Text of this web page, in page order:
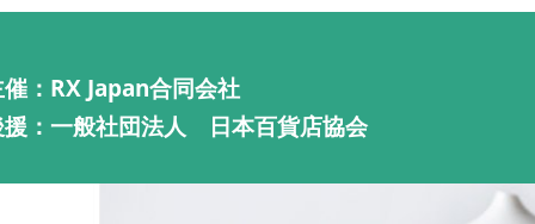
：RX Japan合同会社
援：一般社団法人 日本百貨店協会